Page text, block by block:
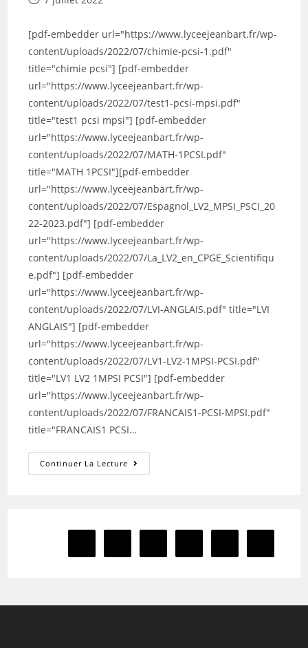
[pdf-embedder url="https://www.lyceejeanbart.fr/wp-
content/uploads/2022/07/chimie-pcsi-1.pdf"
title="chimie pcsi"] [pdf-embedder
url="https://www.lyceejeanbart.fr/wp-
content/uploads/2022/07/test1-pcsi-mpsi.pdf"
title="test1 pcsi mpsi"] [pdf-embedder
url="https://www.lyceejeanbart.fr/wp-
content/uploads/2022/07/MATH-1PCSI.pdf"
title="MATH 1PCSI"][pdf-embedder
url="https://www.lyceejeanbart.fr/wp-
content/uploads/2022/07/Espagnol_LV2_MPSI_PSCI_20
22-2023.pdf"] [pdf-embedder
url="https://www.lyceejeanbart.fr/wp-
content/uploads/2022/07/La_LV2_en_CPGE_Scientifiqu
e.pdf"] [pdf-embedder
url="https://www.lyceejeanbart.fr/wp-
content/uploads/2022/07/LVI-ANGLAIS.pdf" title="LVI
ANGLAIS"] [pdf-embedder
url="https://www.lyceejeanbart.fr/wp-
content/uploads/2022/07/LV1-LV2-1MPSI-PCSI.pdf"
title="LV1 LV2 1MPSI PCSI"] [pdf-embedder
url="https://www.lyceejeanbart.fr/wp-
content/uploads/2022/07/FRANCAIS1-PCSI-MPSI.pdf"
title="FRANCAIS1 PCSI…
Continuer La Lecture DEVOIRS
DE
DE